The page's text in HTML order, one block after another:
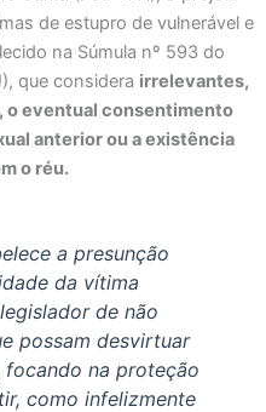
de estupro de vulnerável e
na Súmula nº 593 do
que considera irrelevantes,
o eventual consentimento
anterior ou a existência
o réu.
a presunção
da vítima
de não
possam desvirtuar
na proteção
como infelizmente